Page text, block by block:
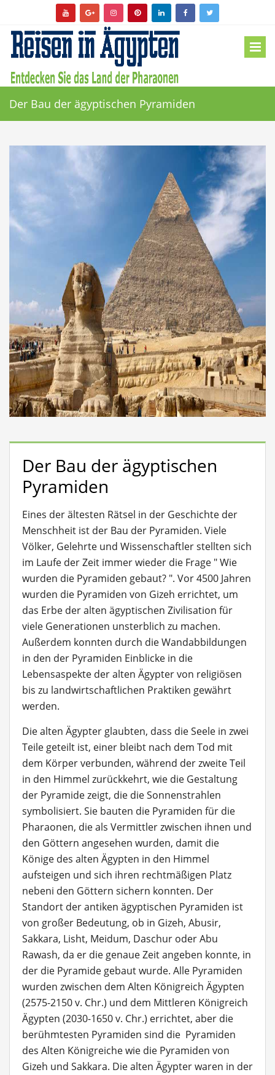
Der Bau der ägyptischen Pyramiden
Der Bau der ägyptischen
Pyramiden
Eines der ältesten Rätsel in der Geschichte der
Menschheit ist der Bau der Pyramiden. Viele
Völker, Gelehrte und Wissenschaftler stellten sich
im Laufe der Zeit immer wieder die Frage " Wie
wurden die Pyramiden gebaut? ". Vor 4500 Jahren
wurden die Pyramiden von Gizeh errichtet, um
das Erbe der alten ägyptischen Zivilisation für
viele Generationen unsterblich zu machen.
Außerdem konnten durch die Wandabbildungen
in den der Pyramiden Einblicke in die
Lebensaspekte der alten Ägypter von religiösen
bis zu landwirtschaftlichen Praktiken gewährt
werden.
Die alten Ägypter glaubten, dass die Seele in zwei
Teile geteilt ist, einer bleibt nach dem Tod mit
dem Körper verbunden, während der zweite Teil
in den Himmel zurückkehrt, wie die Gestaltung
der Pyramide zeigt, die die Sonnenstrahlen
symbolisiert. Sie bauten die Pyramiden für die
Pharaonen, die als Vermittler zwischen ihnen und
den Göttern angesehen wurden, damit die
Könige des alten Ägypten in den Himmel
aufsteigen und sich ihren rechtmäßigen Platz
nebeni den Göttern sichern konnten. Der
Standort der antiken ägyptischen Pyramiden ist
von großer Bedeutung, ob in Gizeh, Abusir,
Sakkara, Lisht, Meidum, Daschur oder Abu
Rawash, da er die genaue Zeit angeben konnte, in
der die Pyramide gebaut wurde. Alle Pyramiden
wurden zwischen dem Alten Königreich Ägypten
(2575-2150 v. Chr.) und dem Mittleren Königreich
Ägypten (2030-1650 v. Chr.) errichtet, aber die
berühmtesten Pyramiden sind die Pyramiden
des Alten Königreiche wie die Pyramiden von
Gizeh und Sakkara. Die alten Ägypter waren in der